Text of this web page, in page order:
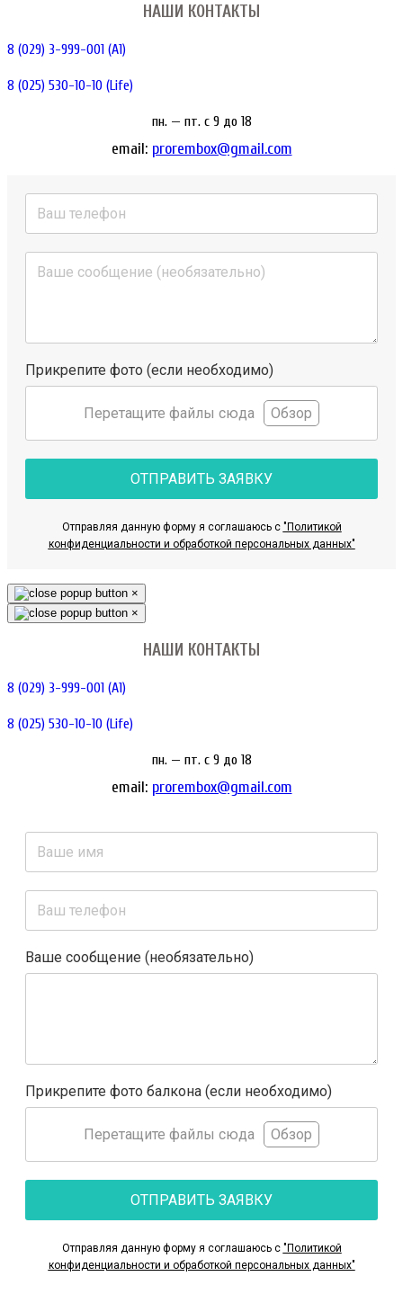
НАШИ КОНТАКТЫ
8 (029) 3-999-001 (A1)
8 (025) 530-10-10 (Life)
пн. — пт. c 9 до 18
email: prorembox@gmail.com
Прикрепите фото (если необходимо)
Перетащите файлы сюда Обзор
ОТПРАВИТЬ ЗАЯВКУ
Отправляя данную форму я соглашаюсь с "Политикой
конфиденциальности и обработкой персональных данных"
×
×
НАШИ КОНТАКТЫ
8 (029) 3-999-001 (A1)
8 (025) 530-10-10 (Life)
пн. — пт. c 9 до 18
email: prorembox@gmail.com
Ваше сообщение (необязательно)
Прикрепите фото балкона (если необходимо)
Перетащите файлы сюда Обзор
ОТПРАВИТЬ ЗАЯВКУ
Отправляя данную форму я соглашаюсь с "Политикой
конфиденциальности и обработкой персональных данных"